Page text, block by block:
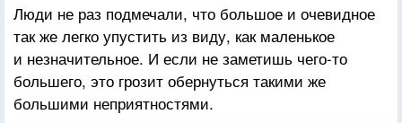
Люди не раз подмечали, что большое и очевидное
так же легко упустить из виду, как маленькое
и незначительное. И если не заметишь чего-то
большего, это грозит обернуться такими же
большими неприятностями.